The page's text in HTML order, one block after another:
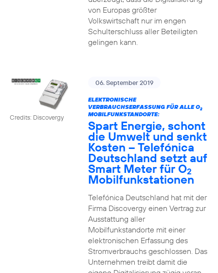
von Europas größter
Volkswirtschaft nur im engen
Schulterschluss aller Beteiligten
gelingen kann.
Credits: Discovergy
06. September 2019
ELEKTRONISCHE
VERBRAUCHSERFASSUNG FÜR ALLE O2
MOBILFUNKSTANDORTE:
Spart Energie, schont
die Umwelt und senkt
Kosten – Telefónica
Deutschland setzt auf
Smart Meter für O2
Mobilfunkstationen
Telefónica Deutschland hat mit der
Firma Discovergy einen Vertrag zur
Ausstattung aller
Mobilfunkstandorte mit einer
elektronischen Erfassung des
Stromverbrauchs geschlossen. Das
Unternehmen treibt damit die